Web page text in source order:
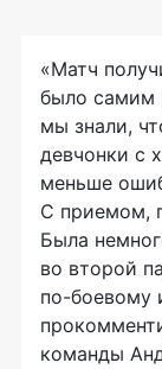
«Матч
было самим
мы знали,
девчонки с
меньше
С приемом,
Была
во второй
по-боевому
команды